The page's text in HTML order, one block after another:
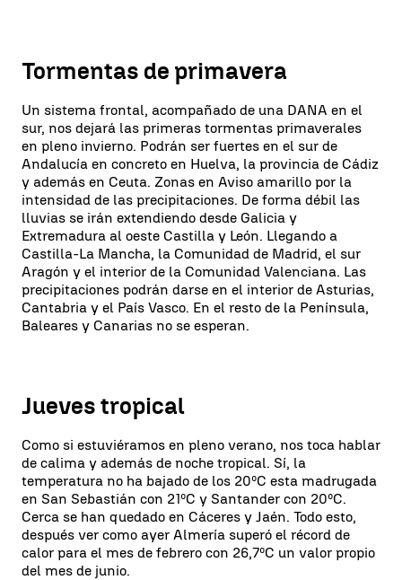
Tormentas de primavera
Un sistema frontal, acompañado de una DANA en el
sur, nos dejará las primeras tormentas primaverales
en pleno invierno. Podrán ser fuertes en el sur de
Andalucía en concreto en Huelva, la provincia de Cádiz
y además en Ceuta. Zonas en Aviso amarillo por la
intensidad de las precipitaciones. De forma débil las
lluvias se irán extendiendo desde Galicia y
Extremadura al oeste Castilla y León. Llegando a
Castilla-La Mancha, la Comunidad de Madrid, el sur
Aragón y el interior de la Comunidad Valenciana. Las
precipitaciones podrán darse en el interior de Asturias,
Cantabria y el País Vasco. En el resto de la Península,
Baleares y Canarias no se esperan.
Jueves tropical
Como si estuviéramos en pleno verano, nos toca hablar
de calima y además de noche tropical. Sí, la
temperatura no ha bajado de los 20ºC esta madrugada
en San Sebastián con 21ºC y Santander con 20ºC.
Cerca se han quedado en Cáceres y Jaén. Todo esto,
después ver como ayer Almería superó el récord de
calor para el mes de febrero con 26,7ºC un valor propio
del mes de junio.